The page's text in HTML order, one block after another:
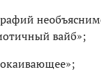
вайб»;